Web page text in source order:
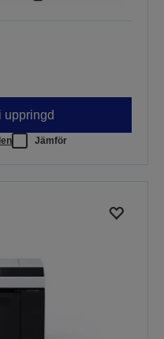
uppringd
Jämför